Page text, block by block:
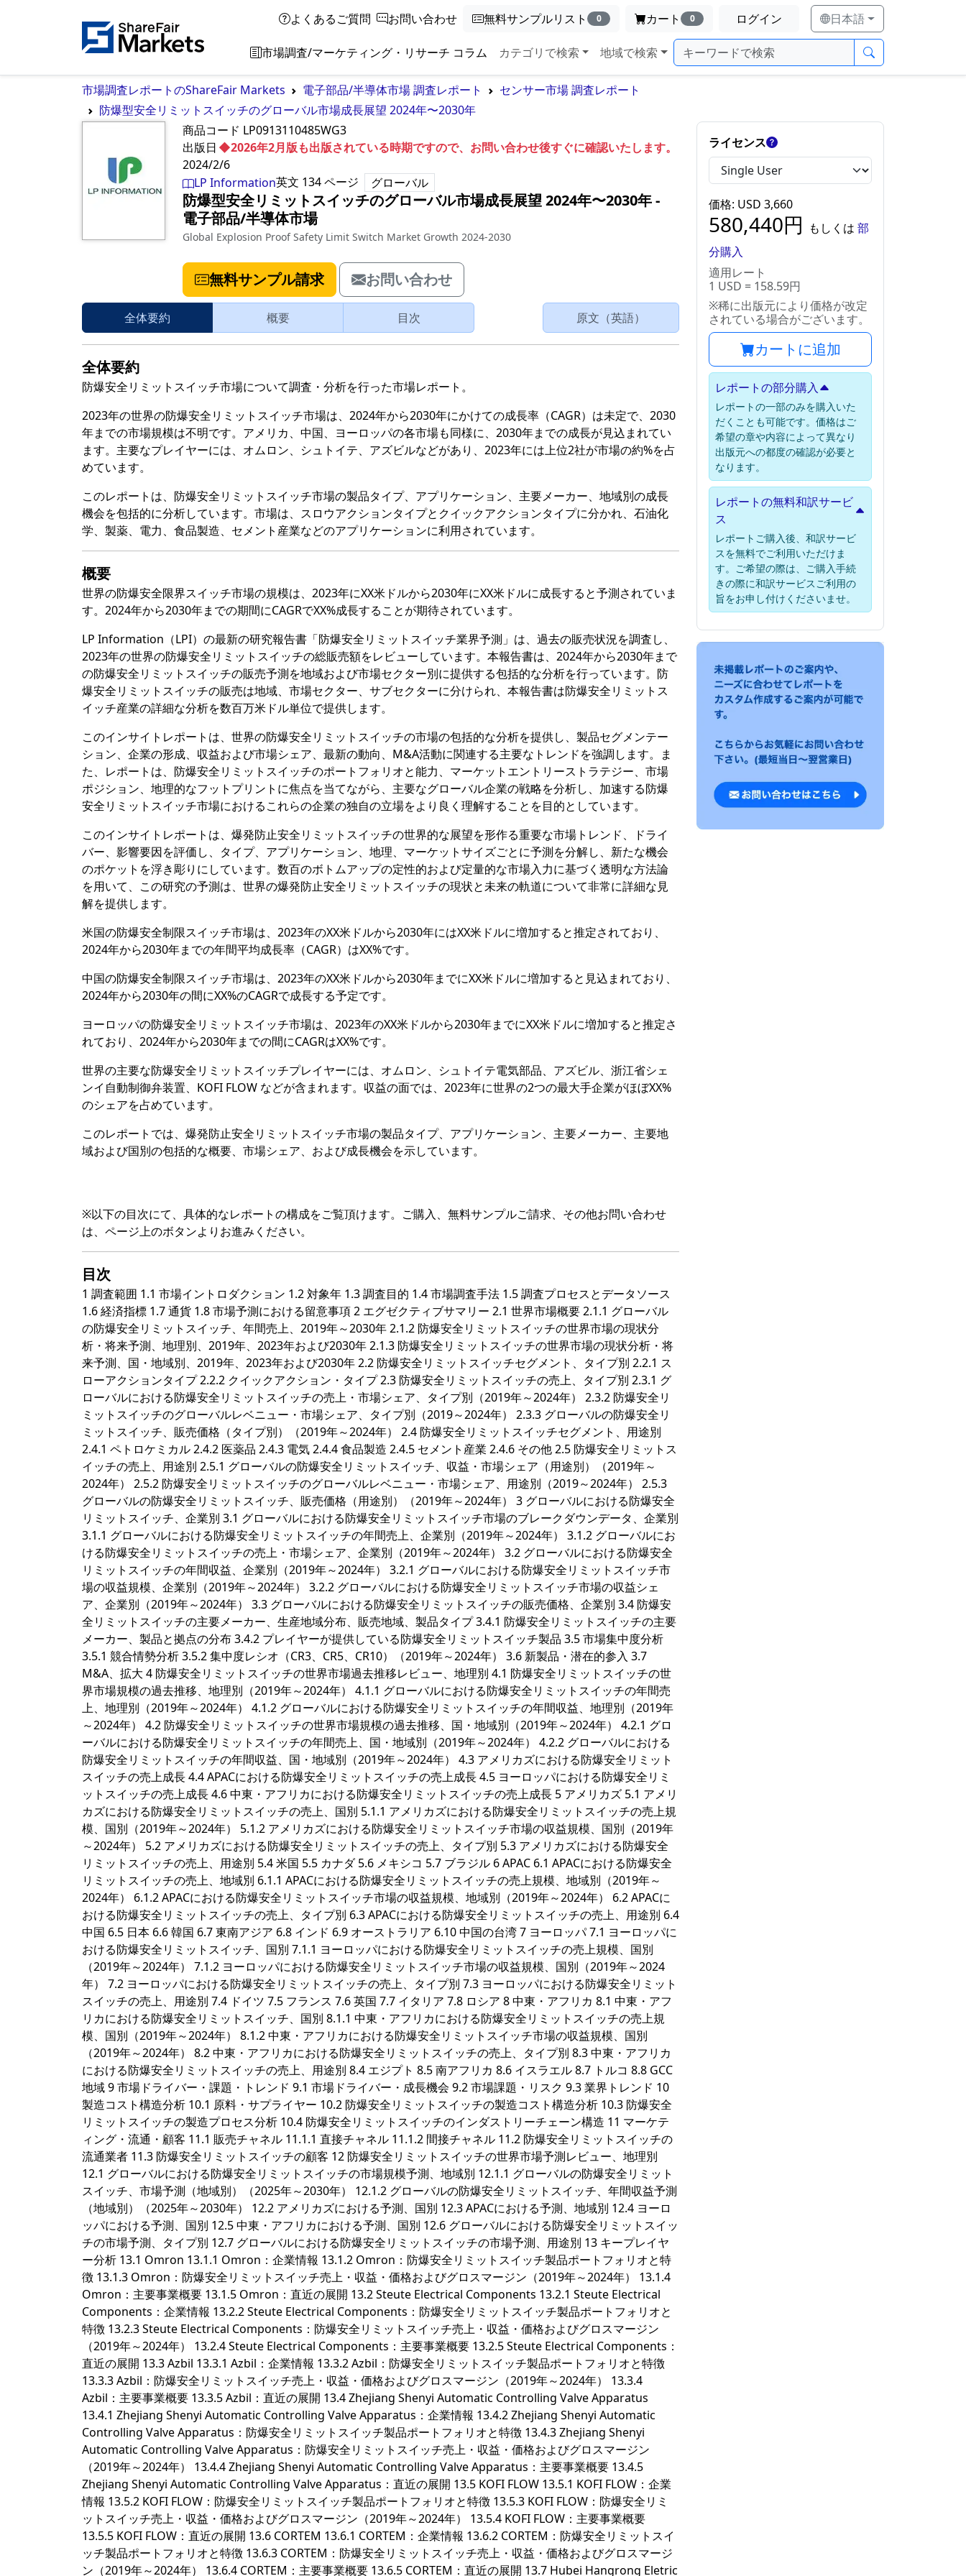
よくあるご質問 お問い合わせ 無料サンプルリスト 0 カート 0 ログイン 日本語
市場調査/マーケティング・リサーチ コラム カテゴリで検索 地域で検索
市場調査レポートのShareFair Markets 電子部品/半導体市場 調査レポート
センサー市場 調査レポート
防爆型安全リミットスイッチのグローバル市場成長展望 2024年〜2030年
商品コード LP0913110485WG3
◆2026年2月版も出版されている時期ですので、お問い合わせ後すぐに確認いたします。
出版日
2024/2/6
LP Information英文 134ページ グローバル
防爆型安全リミットスイッチのグローバル市場成長展望 2024年〜2030年‐
電子部品/半導体市場
Global Explosion Proof Safety Limit Switch Market Growth 2024-2030
無料サンプル請求 お問い合わせ
全体要約 概要 目次 原文（英語）
全体要約
防爆安全リミットスイッチ市場について調査・分析を行った市場レポート。
2023年の世界の防爆安全リミットスイッチ市場は、2024年から2030年にかけての成長率（CAGR）は未定で、2030
年までの市場規模は不明です。アメリカ、中国、ヨーロッパの各市場も同様に、2030年までの成長が見込まれてい
ます。主要なプレイヤーには、オムロン、シュトイテ、アズビルなどがあり、2023年には上位2社が市場の約%を占
めています。
このレポートは、防爆安全リミットスイッチ市場の製品タイプ、アプリケーション、主要メーカー、地域別の成長
機会を包括的に分析しています。市場は、スロウアクションタイプとクイックアクションタイプに分かれ、石油化
学、製薬、電力、食品製造、セメント産業などのアプリケーションに利用されています。
概要
世界の防爆安全限界スイッチ市場の規模は、2023年にXX米ドルから2030年にXX米ドルに成長すると予測されていま
す。2024年から2030年までの期間にCAGRでXX%成長することが期待されています。
LP Information（LPI）の最新の研究報告書「防爆安全リミットスイッチ業界予測」は、過去の販売状況を調査し、
2023年の世界の防爆安全リミットスイッチの総販売額をレビューしています。本報告書は、2024年から2030年まで
の防爆安全リミットスイッチの販売予測を地域および市場セクター別に提供する包括的な分析を行っています。防
爆安全リミットスイッチの販売は地域、市場セクター、サブセクターに分けられ、本報告書は防爆安全リミットス
イッチ産業の詳細な分析を数百万米ドル単位で提供します。
このインサイトレポートは、世界の防爆安全リミットスイッチの市場の包括的な分析を提供し、製品セグメンテー
ション、企業の形成、収益および市場シェア、最新の動向、M&A活動に関連する主要なトレンドを強調します。ま
た、レポートは、防爆安全リミットスイッチのポートフォリオと能力、マーケットエントリーストラテジー、市場
ポジション、地理的なフットプリントに焦点を当てながら、主要なグローバル企業の戦略を分析し、加速する防爆
安全リミットスイッチ市場におけるこれらの企業の独自の立場をより良く理解することを目的としています。
このインサイトレポートは、爆発防止安全リミットスイッチの世界的な展望を形作る重要な市場トレンド、ドライ
バー、影響要因を評価し、タイプ、アプリケーション、地理、マーケットサイズごとに予測を分解し、新たな機会
のポケットを浮き彫りにしています。数百のボトムアップの定性的および定量的な市場入力に基づく透明な方法論
を用いて、この研究の予測は、世界の爆発防止安全リミットスイッチの現状と未来の軌道について非常に詳細な見
解を提供します。
米国の防爆安全制限スイッチ市場は、2023年のXX米ドルから2030年にはXX米ドルに増加すると推定されており、
2024年から2030年までの年間平均成長率（CAGR）はXX%です。
中国の防爆安全制限スイッチ市場は、2023年のXX米ドルから2030年までにXX米ドルに増加すると見込まれており、
2024年から2030年の間にXX%のCAGRで成長する予定です。
ヨーロッパの防爆安全リミットスイッチ市場は、2023年のXX米ドルから2030年までにXX米ドルに増加すると推定さ
れており、2024年から2030年までの間にCAGRはXX%です。
世界の主要な防爆安全リミットスイッチプレイヤーには、オムロン、シュトイテ電気部品、アズビル、浙江省シェ
ンイ自動制御弁装置、KOFI FLOW などが含まれます。収益の面では、2023年に世界の2つの最大手企業がほぼXX%
のシェアを占めています。
このレポートでは、爆発防止安全リミットスイッチ市場の製品タイプ、アプリケーション、主要メーカー、主要地
域および国別の包括的な概要、市場シェア、および成長機会を示しています。
※以下の目次にて、具体的なレポートの構成をご覧頂けます。ご購入、無料サンプルご請求、その他お問い合わせ
は、ページ上のボタンよりお進みください。
目次
1 調査範囲 1.1 市場イントロダクション 1.2 対象年 1.3 調査目的 1.4 市場調査手法 1.5 調査プロセスとデータソース
1.6 経済指標 1.7 通貨 1.8 市場予測における留意事項 2 エグゼクティブサマリー 2.1 世界市場概要 2.1.1 グローバル
の防爆安全リミットスイッチ、年間売上、2019年～2030年 2.1.2 防爆安全リミットスイッチの世界市場の現状分
析・将来予測、地理別、2019年、2023年および2030年 2.1.3 防爆安全リミットスイッチの世界市場の現状分析・将
来予測、国・地域別、2019年、2023年および2030年 2.2 防爆安全リミットスイッチセグメント、タイプ別 2.2.1 ス
ローアクションタイプ 2.2.2 クイックアクション・タイプ 2.3 防爆安全リミットスイッチの売上、タイプ別 2.3.1 グ
ローバルにおける防爆安全リミットスイッチの売上・市場シェア、タイプ別（2019年～2024年） 2.3.2 防爆安全リ
ミットスイッチのグローバルレベニュー・市場シェア、タイプ別（2019～2024年） 2.3.3 グローバルの防爆安全リ
ミットスイッチ、販売価格（タイプ別）（2019年～2024年） 2.4 防爆安全リミットスイッチセグメント、用途別
2.4.1 ペトロケミカル 2.4.2 医薬品 2.4.3 電気 2.4.4 食品製造 2.4.5 セメント産業 2.4.6 その他 2.5 防爆安全リミットス
イッチの売上、用途別 2.5.1 グローバルの防爆安全リミットスイッチ、収益・市場シェア（用途別）（2019年～
2024年） 2.5.2 防爆安全リミットスイッチのグローバルレベニュー・市場シェア、用途別（2019～2024年） 2.5.3
グローバルの防爆安全リミットスイッチ、販売価格（用途別）（2019年～2024年） 3 グローバルにおける防爆安全
リミットスイッチ、企業別 3.1 グローバルにおける防爆安全リミットスイッチ市場のブレークダウンデータ、企業別
3.1.1 グローバルにおける防爆安全リミットスイッチの年間売上、企業別（2019年～2024年） 3.1.2 グローバルにお
ける防爆安全リミットスイッチの売上・市場シェア、企業別（2019年～2024年） 3.2 グローバルにおける防爆安全
リミットスイッチの年間収益、企業別（2019年～2024年） 3.2.1 グローバルにおける防爆安全リミットスイッチ市
場の収益規模、企業別（2019年～2024年） 3.2.2 グローバルにおける防爆安全リミットスイッチ市場の収益シェ
ア、企業別（2019年～2024年） 3.3 グローバルにおける防爆安全リミットスイッチの販売価格、企業別 3.4 防爆安
全リミットスイッチの主要メーカー、生産地域分布、販売地域、製品タイプ 3.4.1 防爆安全リミットスイッチの主要
メーカー、製品と拠点の分布 3.4.2 プレイヤーが提供している防爆安全リミットスイッチ製品 3.5 市場集中度分析
3.5.1 競合情勢分析 3.5.2 集中度レシオ（CR3、CR5、CR10）（2019年～2024年） 3.6 新製品・潜在的参入 3.7
M&A、拡大 4 防爆安全リミットスイッチの世界市場過去推移レビュー、地理別 4.1 防爆安全リミットスイッチの世
界市場規模の過去推移、地理別（2019年～2024年） 4.1.1 グローバルにおける防爆安全リミットスイッチの年間売
上、地理別（2019年～2024年） 4.1.2 グローバルにおける防爆安全リミットスイッチの年間収益、地理別（2019年
～2024年） 4.2 防爆安全リミットスイッチの世界市場規模の過去推移、国・地域別（2019年～2024年） 4.2.1 グロ
ーバルにおける防爆安全リミットスイッチの年間売上、国・地域別（2019年～2024年） 4.2.2 グローバルにおける
防爆安全リミットスイッチの年間収益、国・地域別（2019年～2024年） 4.3 アメリカズにおける防爆安全リミット
スイッチの売上成長 4.4 APACにおける防爆安全リミットスイッチの売上成長 4.5 ヨーロッパにおける防爆安全リミ
ットスイッチの売上成長 4.6 中東・アフリカにおける防爆安全リミットスイッチの売上成長 5 アメリカズ 5.1 アメリ
カズにおける防爆安全リミットスイッチの売上、国別 5.1.1 アメリカズにおける防爆安全リミットスイッチの売上規
模、国別（2019年～2024年） 5.1.2 アメリカズにおける防爆安全リミットスイッチ市場の収益規模、国別（2019年
～2024年） 5.2 アメリカズにおける防爆安全リミットスイッチの売上、タイプ別 5.3 アメリカズにおける防爆安全
リミットスイッチの売上、用途別 5.4 米国 5.5 カナダ 5.6 メキシコ 5.7 ブラジル 6 APAC 6.1 APACにおける防爆安全
リミットスイッチの売上、地域別 6.1.1 APACにおける防爆安全リミットスイッチの売上規模、地域別（2019年～
2024年） 6.1.2 APACにおける防爆安全リミットスイッチ市場の収益規模、地域別（2019年～2024年） 6.2 APACに
おける防爆安全リミットスイッチの売上、タイプ別 6.3 APACにおける防爆安全リミットスイッチの売上、用途別 6.4
中国 6.5 日本 6.6 韓国 6.7 東南アジア 6.8 インド 6.9 オーストラリア 6.10 中国の台湾 7 ヨーロッパ 7.1 ヨーロッパに
おける防爆安全リミットスイッチ、国別 7.1.1 ヨーロッパにおける防爆安全リミットスイッチの売上規模、国別
（2019年～2024年） 7.1.2 ヨーロッパにおける防爆安全リミットスイッチ市場の収益規模、国別（2019年～2024
年） 7.2 ヨーロッパにおける防爆安全リミットスイッチの売上、タイプ別 7.3 ヨーロッパにおける防爆安全リミット
スイッチの売上、用途別 7.4 ドイツ 7.5 フランス 7.6 英国 7.7 イタリア 7.8 ロシア 8 中東・アフリカ 8.1 中東・アフ
リカにおける防爆安全リミットスイッチ、国別 8.1.1 中東・アフリカにおける防爆安全リミットスイッチの売上規
模、国別（2019年～2024年） 8.1.2 中東・アフリカにおける防爆安全リミットスイッチ市場の収益規模、国別
（2019年～2024年） 8.2 中東・アフリカにおける防爆安全リミットスイッチの売上、タイプ別 8.3 中東・アフリカ
における防爆安全リミットスイッチの売上、用途別 8.4 エジプト 8.5 南アフリカ 8.6 イスラエル 8.7 トルコ 8.8 GCC
地域 9 市場ドライバー・課題・トレンド 9.1 市場ドライバー・成長機会 9.2 市場課題・リスク 9.3 業界トレンド 10
製造コスト構造分析 10.1 原料・サプライヤー 10.2 防爆安全リミットスイッチの製造コスト構造分析 10.3 防爆安全
リミットスイッチの製造プロセス分析 10.4 防爆安全リミットスイッチのインダストリーチェーン構造 11 マーケテ
ィング・流通・顧客 11.1 販売チャネル 11.1.1 直接チャネル 11.1.2 間接チャネル 11.2 防爆安全リミットスイッチの
流通業者 11.3 防爆安全リミットスイッチの顧客 12 防爆安全リミットスイッチの世界市場予測レビュー、地理別
12.1 グローバルにおける防爆安全リミットスイッチの市場規模予測、地域別 12.1.1 グローバルの防爆安全リミット
スイッチ、市場予測（地域別）（2025年～2030年） 12.1.2 グローバルの防爆安全リミットスイッチ、年間収益予測
（地域別）（2025年～2030年） 12.2 アメリカズにおける予測、国別 12.3 APACにおける予測、地域別 12.4 ヨーロ
ッパにおける予測、国別 12.5 中東・アフリカにおける予測、国別 12.6 グローバルにおける防爆安全リミットスイッ
チの市場予測、タイプ別 12.7 グローバルにおける防爆安全リミットスイッチの市場予測、用途別 13 キープレイヤ
ー分析 13.1 Omron 13.1.1 Omron：企業情報 13.1.2 Omron：防爆安全リミットスイッチ製品ポートフォリオと特
徴 13.1.3 Omron：防爆安全リミットスイッチ売上・収益・価格およびグロスマージン（2019年～2024年） 13.1.4
Omron：主要事業概要 13.1.5 Omron：直近の展開 13.2 Steute Electrical Components 13.2.1 Steute Electrical
Components：企業情報 13.2.2 Steute Electrical Components：防爆安全リミットスイッチ製品ポートフォリオと
特徴 13.2.3 Steute Electrical Components：防爆安全リミットスイッチ売上・収益・価格およびグロスマージン
（2019年～2024年） 13.2.4 Steute Electrical Components：主要事業概要 13.2.5 Steute Electrical Components：
直近の展開 13.3 Azbil 13.3.1 Azbil：企業情報 13.3.2 Azbil：防爆安全リミットスイッチ製品ポートフォリオと特徴
13.3.3 Azbil：防爆安全リミットスイッチ売上・収益・価格およびグロスマージン（2019年～2024年） 13.3.4
Azbil：主要事業概要 13.3.5 Azbil：直近の展開 13.4 Zhejiang Shenyi Automatic Controlling Valve Apparatus
13.4.1 Zhejiang Shenyi Automatic Controlling Valve Apparatus：企業情報 13.4.2 Zhejiang Shenyi Automatic
Controlling Valve Apparatus：防爆安全リミットスイッチ製品ポートフォリオと特徴 13.4.3 Zhejiang Shenyi
Automatic Controlling Valve Apparatus：防爆安全リミットスイッチ売上・収益・価格およびグロスマージン
（2019年～2024年） 13.4.4 Zhejiang Shenyi Automatic Controlling Valve Apparatus：主要事業概要 13.4.5
Zhejiang Shenyi Automatic Controlling Valve Apparatus：直近の展開 13.5 KOFI FLOW 13.5.1 KOFI FLOW：企業
情報 13.5.2 KOFI FLOW：防爆安全リミットスイッチ製品ポートフォリオと特徴 13.5.3 KOFI FLOW：防爆安全リミ
ットスイッチ売上・収益・価格およびグロスマージン（2019年～2024年） 13.5.4 KOFI FLOW：主要事業概要
13.5.5 KOFI FLOW：直近の展開 13.6 CORTEM 13.6.1 CORTEM：企業情報 13.6.2 CORTEM：防爆安全リミットスイ
ッチ製品ポートフォリオと特徴 13.6.3 CORTEM：防爆安全リミットスイッチ売上・収益・価格およびグロスマージ
ン（2019年～2024年） 13.6.4 CORTEM：主要事業概要 13.6.5 CORTEM：直近の展開 13.7 Hubei Hangrong Eletric
ライセンス
価格: USD 3,660
580,440円 もしくは 部
分購入
適用レート
1 USD = 158.59円
※稀に出版元により価格が改定
されている場合がございます。
カートに追加
レポートの部分購入
レポートの一部のみを購入いた
だくことも可能です。価格はご
希望の章や内容によって異なり
出版元への都度の確認が必要と
なります。
レポートの無料和訳サービ
ス
レポートご購入後、和訳サービ
スを無料でご利用いただけま
す。ご希望の際は、ご購入手続
きの際に和訳サービスご利用の
旨をお申し付けくださいませ。